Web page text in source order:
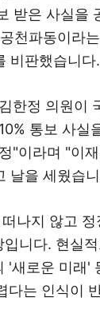
받은 사실을
천파동이라
비판했습니다.
한정 의원이
통보 사실
"이라며 "이
날을 세웠습
나지 않고 정
니다. 현실
'새로운 미래'
다는 인식이